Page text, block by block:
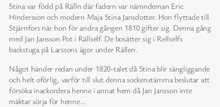
Stina var född på Rälln där fadern var nämndeman Eric
Hindersson och modern Maja Stina Jansdotter. Hon flyttade till
Stjärnfors när hon för andra gången 1810 gifter sig. Denna gång
med Jan Jansson Pot i Rällself. De bosätter sig i Rellselfs
backstuga på Larssons ägor under Rällen.
Något händer redan under 1820-talet då Stina blir sängliggande
och helt oförlig, varför till slut denna sockenstämma beslutar att
försöka inackordera henne i annat hem då Jan Jansson inte
mäktar sörja för henne…